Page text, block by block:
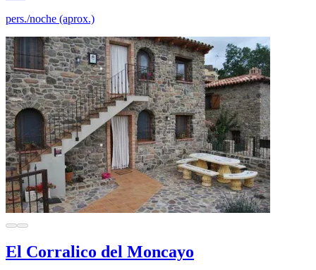
pers./noche (aprox.)
El Corralico del Moncayo